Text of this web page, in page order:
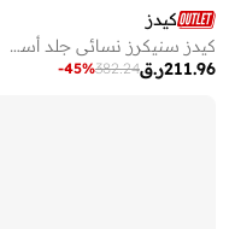
كيدز
كيدز سنيكرز نسائي جلد أسود برباط
ر.ق211.96
382.24
-45%